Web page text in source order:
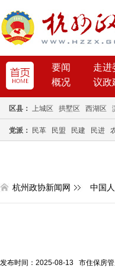
要闻 走进
概况
议政
区县： 上城区 拱墅区 西湖区
党派： 民革 民盟 民建 民进
杭州政协新闻网 中国
发布时间：2025-08-13 市住保房管